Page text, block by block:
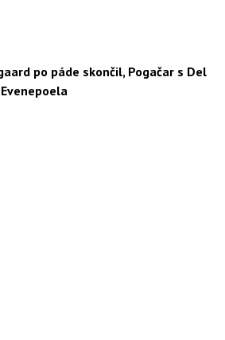
po páde skončil, Pogačar s Del